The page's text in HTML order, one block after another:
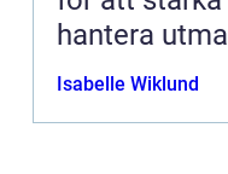
hantera
Isabelle Wiklund